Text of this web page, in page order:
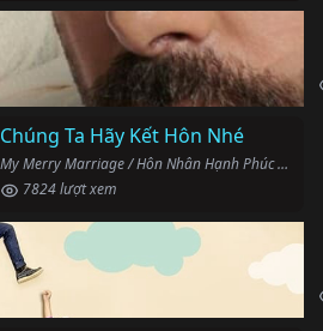
Chúng Ta Hãy Kết Hôn Nhé
My Merry Marriage / Hôn Nhân Hạnh Phúc (2024)
7824 lượt xem